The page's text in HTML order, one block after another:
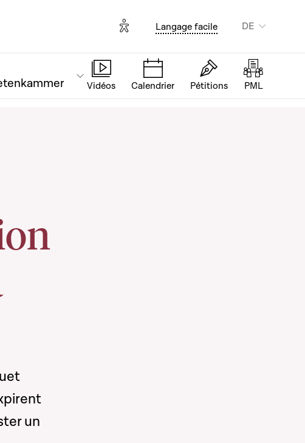
Options d'accessibilité
Langage facile DE
Vidéos Calendrier Pétitions PML
un